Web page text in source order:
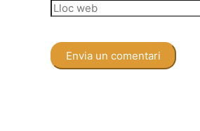
Lloc